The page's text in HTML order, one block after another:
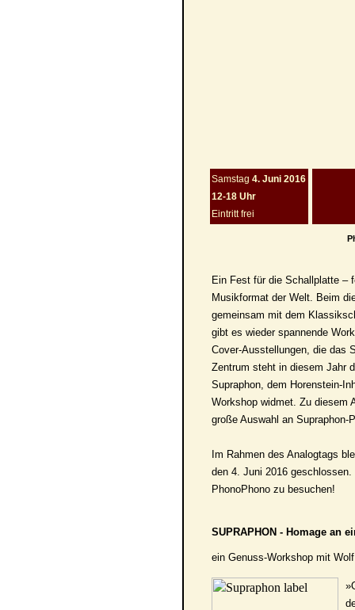
Samstag 4. Juni 2016
12-18 Uhr
Eintritt frei
Ein Fest für die Schallplatte –
Musikformat der Welt. Beim
gemeinsam mit dem
gibt es wieder spannende
Cover-Ausstellungen, die das
Zentrum steht in diesem Jahr
Supraphon, dem Horenstein-
Workshop widmet. Zu diesem
große Auswahl an Supraphon-
Im Rahmen des Analogtags
den 4. Juni 2016
PhonoPhono zu besuchen!
SUPRAPHON - Homage an
ein Genuss-Workshop mit